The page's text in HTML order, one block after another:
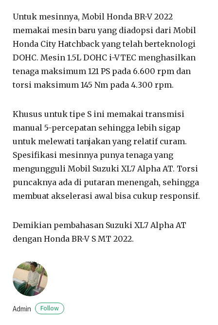
Untuk mesinnya, Mobil Honda BR-V 2022
memakai mesin baru yang diadopsi dari Mobil
Honda City Hatchback yang telah berteknologi
DOHC. Mesin 1.5L DOHC i-VTEC menghasilkan
tenaga maksimum 121 PS pada 6.600 rpm dan
torsi maksimum 145 Nm pada 4.300 rpm.
Khusus untuk tipe S ini memakai transmisi
manual 5-percepatan sehingga lebih sigap
untuk melewati tanjakan yang relatif curam.
Spesifikasi mesinnya punya tenaga yang
mengungguli Mobil Suzuki XL7 Alpha AT. Torsi
puncaknya ada di putaran menengah, sehingga
membuat akselerasi awal bisa cukup responsif.
Demikian pembahasan Suzuki XL7 Alpha AT
dengan Honda BR-V S MT 2022.
Admin Follow